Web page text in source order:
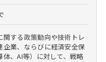
する政策動向や技術トレ
企業、ならびに経済安全保
、AI等）に対して、戦略